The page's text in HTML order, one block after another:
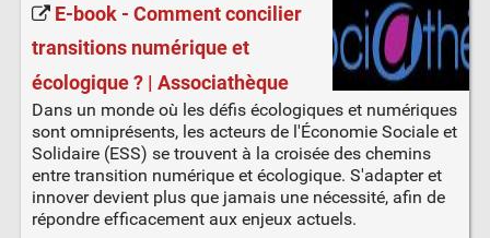
E-book - Comment concilier
transitions numérique et
écologique ? | Associathèque
Dans un monde où les défis écologiques et numériques
sont omniprésents, les acteurs de l'Économie Sociale et
Solidaire (ESS) se trouvent à la croisée des chemins
entre transition numérique et écologique. S'adapter et
innover devient plus que jamais une nécessité, afin de
répondre efficacement aux enjeux actuels.